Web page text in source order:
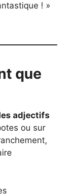
! »
que
adjectifs
ou sur